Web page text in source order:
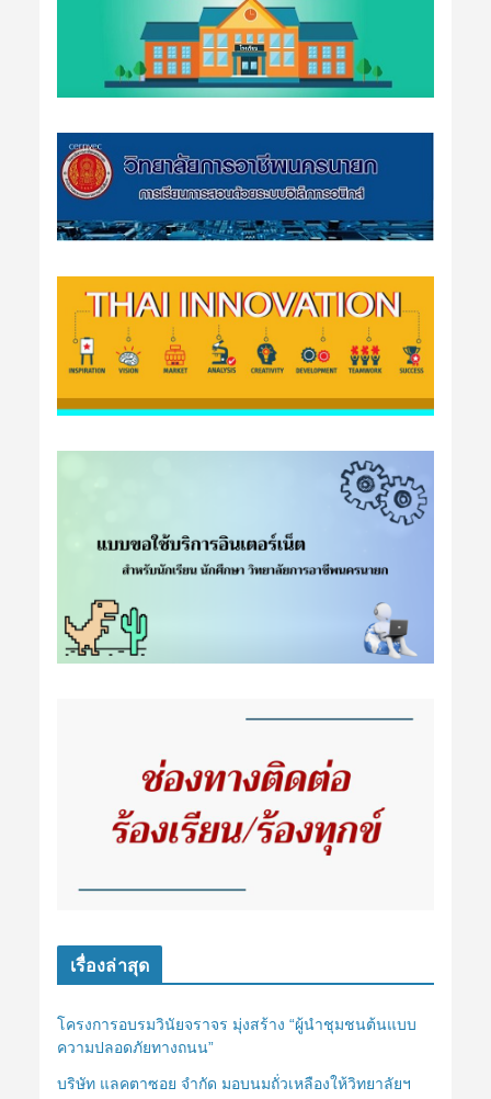
เรื่องล่าสุด
โครงการอบรมวินัยจราจร มุ่งสร้าง “ผู้นำชุมชนต้นแบบ
ความปลอดภัยทางถนน”
บริษัท แลคตาซอย จำกัด มอบนมถั่วเหลืองให้วิทยาลัยฯ